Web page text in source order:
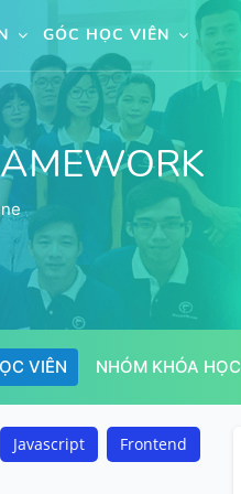
GÓC HỌC VIÊN
VIÊN NHÓM KHÓA HỌC
Javascript Frontend